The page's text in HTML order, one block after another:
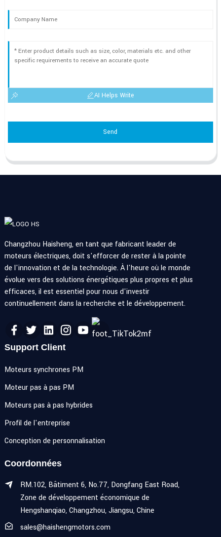
AI Helps Write
Send
Changzhou Haisheng, en tant que fabricant leader de
moteurs électriques, doit s'efforcer de rester à la pointe
de l'innovation et de la technologie. À l'heure où le monde
évolue vers des solutions énergétiques plus propres et plus
efficaces, il est essentiel pour nous d'investir
continuellement dans la recherche et le développement.
Support Client
Moteurs synchrones PM
Moteur pas à pas PM
Moteurs pas à pas hybrides
Profil de l'entreprise
Conception de personnalisation
Coordonnées
RM.102, Bâtiment 6, No.77, Dongfang East Road,
Zone de développement économique de
Hengshanqiao, Changzhou, Jiangsu, Chine
sales@haishengmotors.com